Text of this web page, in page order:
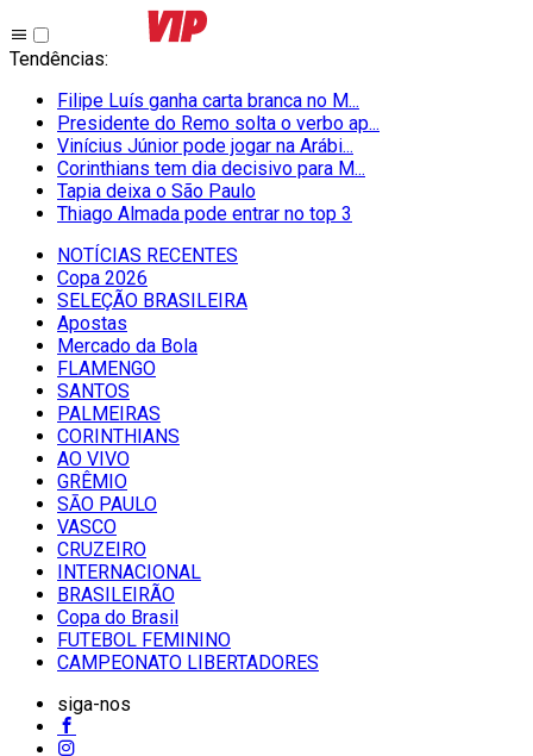
Tendências:
Filipe Luís ganha carta branca no M...
Presidente do Remo solta o verbo ap...
Vinícius Júnior pode jogar na Arábi...
Corinthians tem dia decisivo para M...
Tapia deixa o São Paulo
Thiago Almada pode entrar no top 3
NOTÍCIAS RECENTES
Copa 2026
SELEÇÃO BRASILEIRA
Apostas
Mercado da Bola
FLAMENGO
SANTOS
PALMEIRAS
CORINTHIANS
AO VIVO
GRÊMIO
SĀO PAULO
VASCO
CRUZEIRO
INTERNACIONAL
BRASILEIRÃO
Copa do Brasil
FUTEBOL FEMININO
CAMPEONATO LIBERTADORES
siga-nos